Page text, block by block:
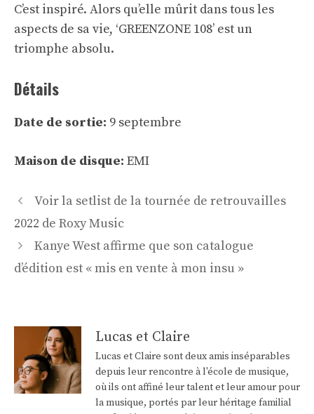
C’est inspiré. Alors qu’elle mûrit dans tous les
aspects de sa vie, ‘GREENZONE 108’ est un
triomphe absolu.
Détails
Date de sortie: 9 septembre
Maison de disque: EMI
Navigation
des
Voir la setlist de la tournée de retrouvailles
2022 de Roxy Music
Kanye West affirme que son catalogue
d’édition est « mis en vente à mon insu »
Lucas et Claire
Lucas et Claire sont deux amis inséparables
depuis leur rencontre à l'école de musique,
où ils ont affiné leur talent et leur amour pour
la musique, portés par leur héritage familial